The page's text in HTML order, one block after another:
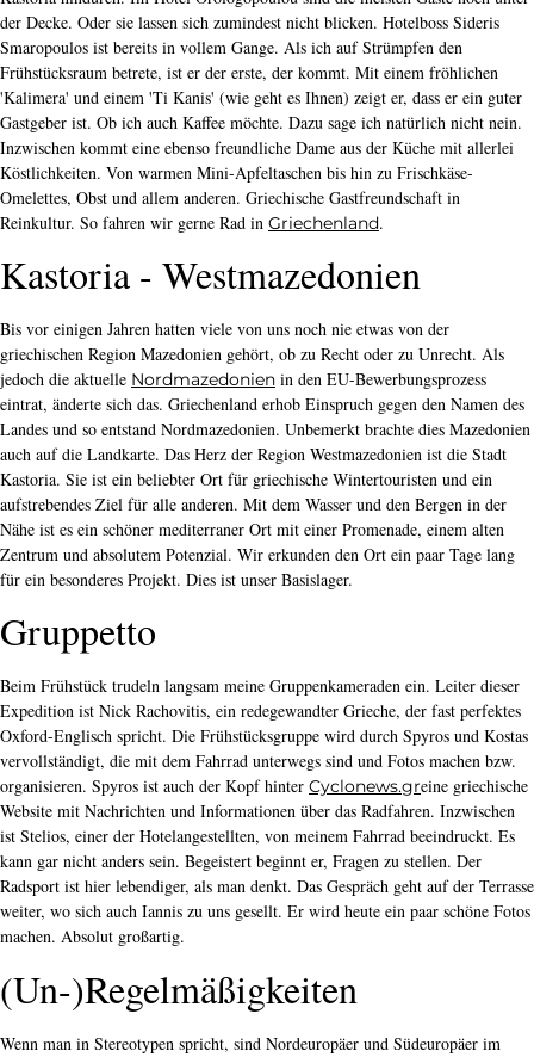
der Decke. Oder sie lassen sich zumindest nicht blicken. Hotelboss Sideris
Smaropoulos ist bereits in vollem Gange. Als ich auf Strümpfen den
Frühstücksraum betrete, ist er der erste, der kommt. Mit einem fröhlichen
'Kalimera' und einem 'Ti Kanis' (wie geht es Ihnen) zeigt er, dass er ein guter
Gastgeber ist. Ob ich auch Kaffee möchte. Dazu sage ich natürlich nicht nein.
Inzwischen kommt eine ebenso freundliche Dame aus der Küche mit allerlei
Köstlichkeiten. Von warmen Mini-Apfeltaschen bis hin zu Frischkäse-
Omelettes, Obst und allem anderen. Griechische Gastfreundschaft in
Reinkultur. So fahren wir gerne Rad in Griechenland.
Kastoria - Westmazedonien
Bis vor einigen Jahren hatten viele von uns noch nie etwas von der
griechischen Region Mazedonien gehört, ob zu Recht oder zu Unrecht. Als
jedoch die aktuelle Nordmazedonien in den EU-Bewerbungsprozess
eintrat, änderte sich das. Griechenland erhob Einspruch gegen den Namen des
Landes und so entstand Nordmazedonien. Unbemerkt brachte dies Mazedonien
auch auf die Landkarte. Das Herz der Region Westmazedonien ist die Stadt
Kastoria. Sie ist ein beliebter Ort für griechische Wintertouristen und ein
aufstrebendes Ziel für alle anderen. Mit dem Wasser und den Bergen in der
Nähe ist es ein schöner mediterraner Ort mit einer Promenade, einem alten
Zentrum und absolutem Potenzial. Wir erkunden den Ort ein paar Tage lang
für ein besonderes Projekt. Dies ist unser Basislager.
Gruppetto
Beim Frühstück trudeln langsam meine Gruppenkameraden ein. Leiter dieser
Expedition ist Nick Rachovitis, ein redegewandter Grieche, der fast perfektes
Oxford-Englisch spricht. Die Frühstücksgruppe wird durch Spyros und Kostas
vervollständigt, die mit dem Fahrrad unterwegs sind und Fotos machen bzw.
organisieren. Spyros ist auch der Kopf hinter Cyclonews.greine griechische
Website mit Nachrichten und Informationen über das Radfahren. Inzwischen
ist Stelios, einer der Hotelangestellten, von meinem Fahrrad beeindruckt. Es
kann gar nicht anders sein. Begeistert beginnt er, Fragen zu stellen. Der
Radsport ist hier lebendiger, als man denkt. Das Gespräch geht auf der Terrasse
weiter, wo sich auch Iannis zu uns gesellt. Er wird heute ein paar schöne Fotos
machen. Absolut großartig.
(Un-)Regelmäßigkeiten
Wenn man in Stereotypen spricht, sind Nordeuropäer und Südeuropäer im